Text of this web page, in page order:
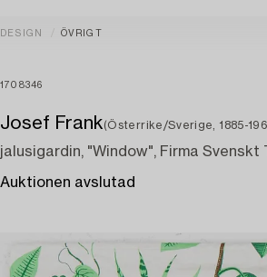
DESIGN ÖVRIGT
1708346
Josef Frank(Österrike/Sverige, 1885-
jalusigardin, "Window", Firma Svenskt
Auktionen avslutad